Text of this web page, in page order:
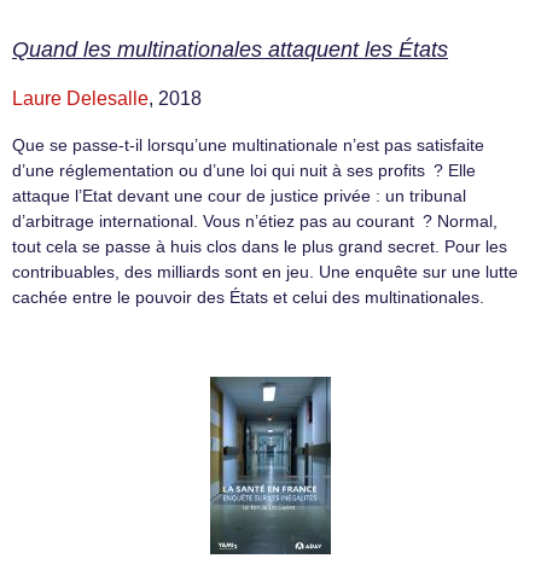
Quand les multinationales attaquent les États
Laure Delesalle, 2018
Que se passe-t-il lorsqu’une multinationale n’est pas satisfaite
d’une réglementation ou d’une loi qui nuit à ses profits ? Elle
attaque l’Etat devant une cour de justice privée : un tribunal
d’arbitrage international. Vous n’étiez pas au courant ? Normal,
tout cela se passe à huis clos dans le plus grand secret. Pour les
contribuables, des milliards sont en jeu. Une enquête sur une lutte
cachée entre le pouvoir des États et celui des multinationales.